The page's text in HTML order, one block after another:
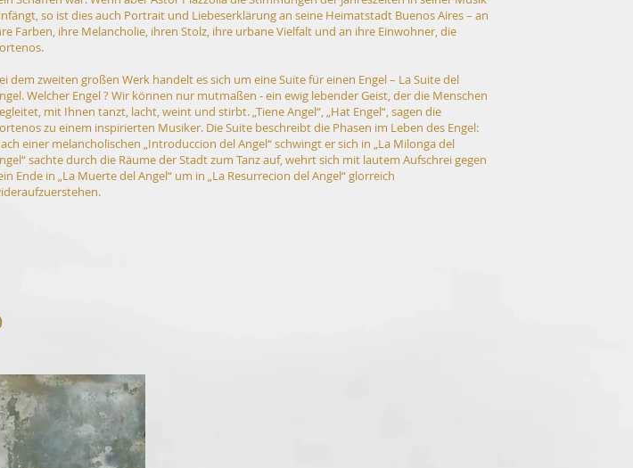
so ist dies auch Portrait und Liebeserklärung an seine Heimatstadt Buenos Aires – an
Farben, ihre Melancholie, ihren Stolz, ihre urbane Vielfalt und an ihre Einwohner, die
dem zweiten großen Werk handelt es sich um eine Suite für einen Engel – La Suite del
Welcher Engel ? Wir können nur mutmaßen - ein ewig lebender Geist, der die Menschen
mit Ihnen tanzt, lacht, weint und stirbt. „Tiene Angel“, „Hat Engel“, sagen die
zu einem inspirierten Musiker. Die Suite beschreibt die Phasen im Leben des Engel:
einer melancholischen „Introduccion del Angel“ schwingt er sich in „La Milonga del
sachte durch die Räume der Stadt zum Tanz auf, wehrt sich mit lautem Aufschrei gegen
Ende in „La Muerte del Angel“ um in „La Resurrecion del Angel“ glorreich